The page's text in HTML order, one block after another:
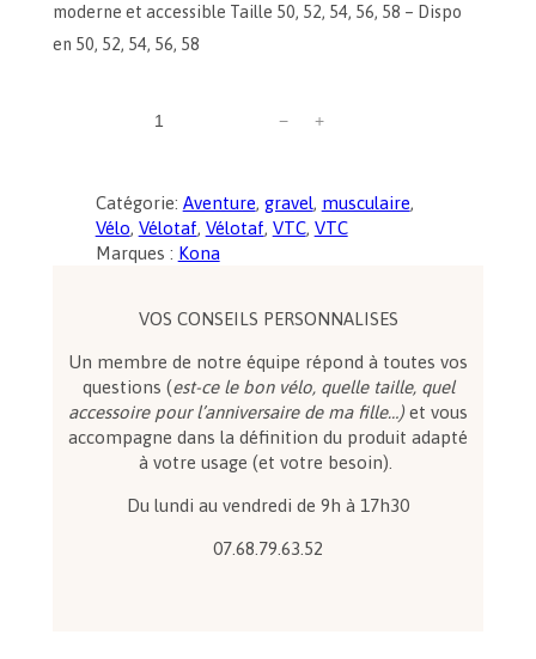
moderne et accessible Taille 50, 52, 54, 56, 58 – Dispo
en 50, 52, 54, 56, 58
− +
Catégorie: Aventure, gravel, musculaire
Vélo, Vélotaf, Vélotaf, VTC, VTC
Marques : Kona
VOS CONSEILS PERSONNALISES
Un membre de notre équipe répond à toutes vos
questions (est-ce le bon vélo, quelle taille, quel
accessoire pour l’anniversaire de ma fille…) et vous
accompagne dans la définition du produit adapté
à votre usage (et votre besoin).
Du lundi au vendredi de 9h à 17h30
07.68.79.63.52